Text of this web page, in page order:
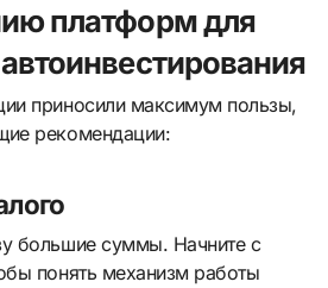
платформ для
приносили максимум пользы,
рекомендации:
большие суммы. Начните с
понять механизм работы